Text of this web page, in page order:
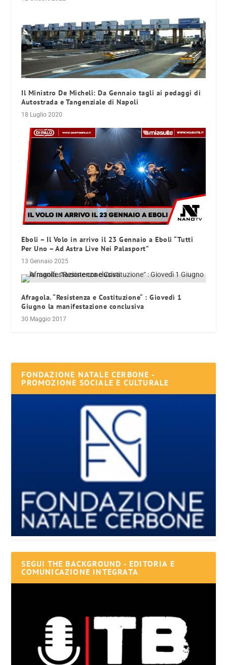
Il Ministro De Micheli: Da Gennaio tagli ai pedaggi di
Autostrada e Tangenziale di Napoli
18 Luglio 2020
Eboli – Il Volo in arrivo il 23 Gennaio a Eboli “Tutti
Per Uno – Ad Astra Live Nei Palasport”
13 Gennaio 2025
Afragola. “Resistenza e Costituzione“ : Giovedì 1
Giugno la manifestazione conclusiva
30 Maggio 2017
FONDAZIONE NATALE CERBONE -
PROMOZIONE SOCIALE E CULTURALE
SEGUI THE BACKGROUND - EDITORIA E
COMUNICAZIONE INTEGRATA